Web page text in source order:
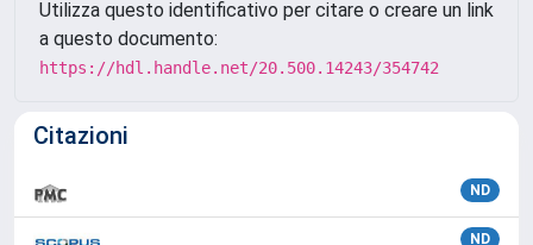
Utilizza questo identificativo per citare o creare un link
a questo documento:
https://hdl.handle.net/20.500.14243/354742
Citazioni
ND
ND